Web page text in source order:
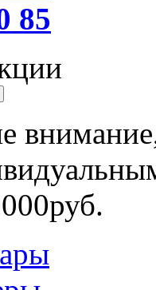
85